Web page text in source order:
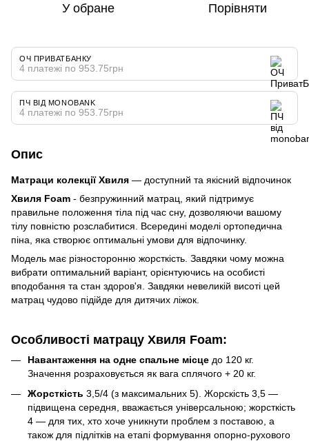
У обране Порівняти
ОЧ ПРИВАТБАНКУ
4 платежі по 953.75грн
ПЧ ВІД MONOBANK
4 платежі по 953.75грн
Опис
Матраци колекції Хвиля — доступний та якісний відпочинок
Хвиля Foam - безпружинний матрац, який підтримує
правильне положення тіла під час сну, дозволяючи вашому
тілу повністю розслабитися. Всередині моделі ортопедична
піна, яка створює оптимальні умови для відпочинку.
Модель має різносторонню жорсткість. Завдяки чому можна
вибрати оптимальний варіант, орієнтуючись на особисті
вподобання та стан здоров'я. Завдяки невеликій висоті цей
матрац чудово підійде для дитячих ліжок.
Особливості матрацу Хвиля Foam:
Навантаження на одне спальне місце до 120 кг.
Значення розраховується як вага сплячого + 20 кг.
Жорсткість 3,5/4 (з максимальних 5). Жорскість 3,5 —
підвищена середня, вважається універсальною; жорсткість
4 — для тих, хто хоче уникнути проблем з поставою, а
також для підлітків на етапі формування опорно-рухового